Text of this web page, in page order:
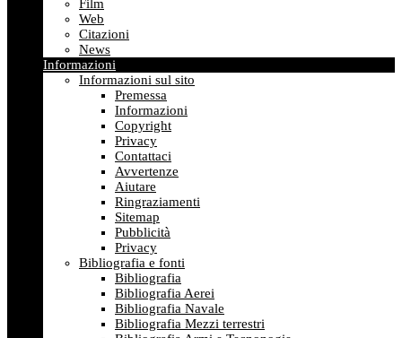
Film
Web
Citazioni
News
Informazioni
Informazioni sul sito
Premessa
Informazioni
Copyright
Privacy
Contattaci
Avvertenze
Aiutare
Ringraziamenti
Sitemap
Pubblicità
Privacy
Bibliografia e fonti
Bibliografia
Bibliografia Aerei
Bibliografia Navale
Bibliografia Mezzi terrestri